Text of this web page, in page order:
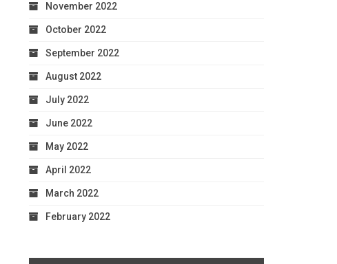
November 2022
October 2022
September 2022
August 2022
July 2022
June 2022
May 2022
April 2022
March 2022
February 2022